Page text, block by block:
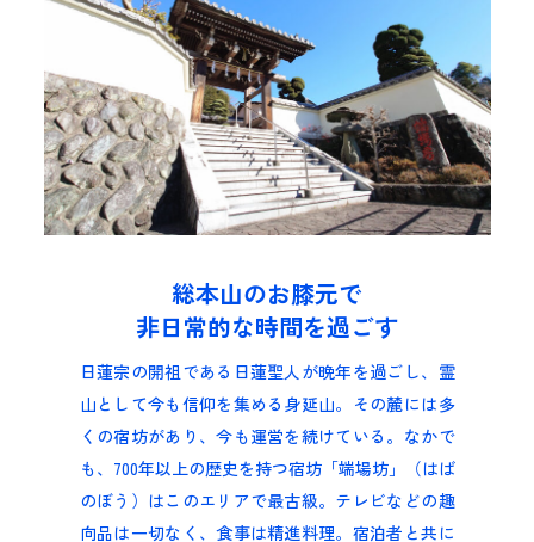
総本山のお膝元で
非日常的な時間を過ごす
日蓮宗の開祖である日蓮聖人が晩年を過ごし、霊
山として今も信仰を集める身延山。その麓には多
くの宿坊があり、今も運営を続けている。なかで
も、700年以上の歴史を持つ宿坊「端場坊」（はば
のぼう）はこのエリアで最古級。テレビなどの趣
向品は一切なく、食事は精進料理。宿泊者と共に